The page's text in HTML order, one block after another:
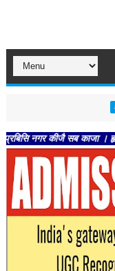
कीजै सब काजा । हृदय राखि